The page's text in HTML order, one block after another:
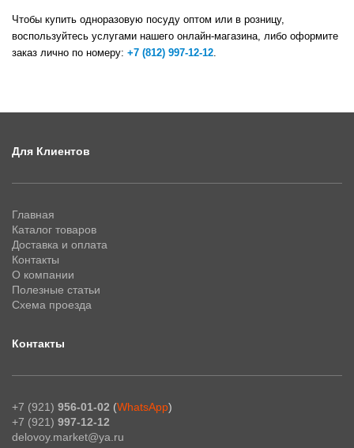
Чтобы купить одноразовую посуду оптом или в розницу,
воспользуйтесь услугами нашего онлайн-магазина, либо оформите
заказ лично по номеру: +7 (812) 997-12-12.
Для Клиентов
Главная
Каталог товаров
Доставка и оплата
Контакты
О компании
Полезные статьи
Схема проезда
Контакты
+7 (921) 956-01-02 (WhatsApp)
+7 (921) 997-12-12
delovoy.market@ya.ru